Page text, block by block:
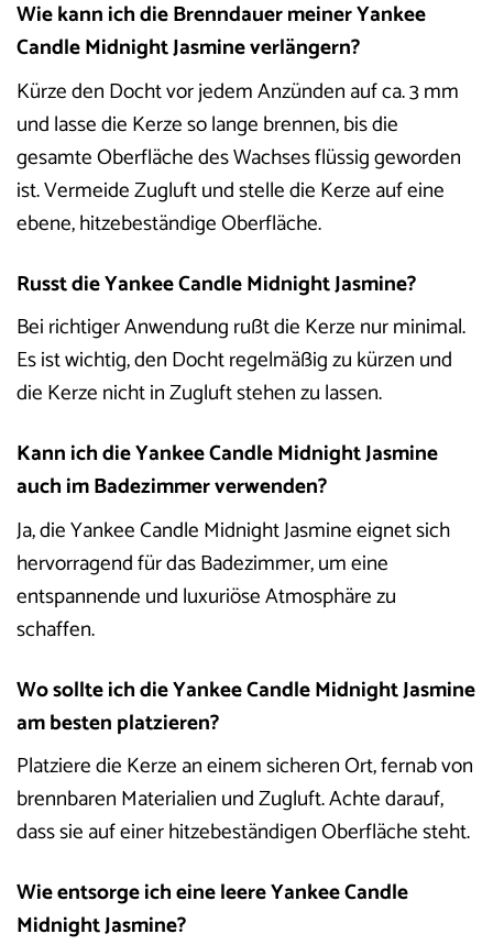
Wie kann ich die Brenndauer meiner Yankee
Candle Midnight Jasmine verlängern?
Kürze den Docht vor jedem Anzünden auf ca. 3 mm
und lasse die Kerze so lange brennen, bis die
gesamte Oberfläche des Wachses flüssig geworden
ist. Vermeide Zugluft und stelle die Kerze auf eine
ebene, hitzebeständige Oberfläche.
Russt die Yankee Candle Midnight Jasmine?
Bei richtiger Anwendung rußt die Kerze nur minimal.
Es ist wichtig, den Docht regelmäßig zu kürzen und
die Kerze nicht in Zugluft stehen zu lassen.
Kann ich die Yankee Candle Midnight Jasmine
auch im Badezimmer verwenden?
Ja, die Yankee Candle Midnight Jasmine eignet sich
hervorragend für das Badezimmer, um eine
entspannende und luxuriöse Atmosphäre zu
schaffen.
Wo sollte ich die Yankee Candle Midnight Jasmine
am besten platzieren?
Platziere die Kerze an einem sicheren Ort, fernab von
brennbaren Materialien und Zugluft. Achte darauf,
dass sie auf einer hitzebeständigen Oberfläche steht.
Wie entsorge ich eine leere Yankee Candle
Midnight Jasmine?